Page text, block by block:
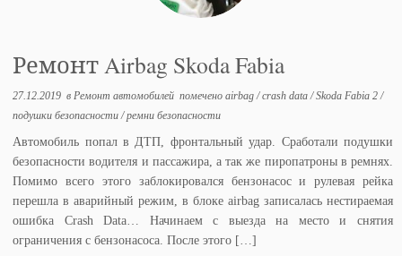
Ремонт Airbag Skoda Fabia
27.12.2019 в Ремонт автомобилей помеченоairbag/crash data/Skoda Fabia 2/
подушки безопасности/ремни безопасности
Автомобиль попал в ДТП, фронтальный удар. Сработали подушки
безопасности водителя и пассажира, а так же пиропатроны в ремнях.
Помимо всего этого заблокировался бензонасос и рулевая рейка
перешла в аварийный режим, в блоке airbag записалась нестираемая
ошибка Crash Data… Начинаем с выезда на место и снятия
ограничения с бензонасоса. После этого […]